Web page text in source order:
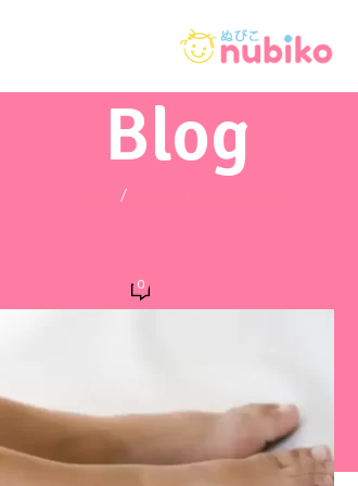
Blog
/Masalah Kulit Anak
dan Cara
0